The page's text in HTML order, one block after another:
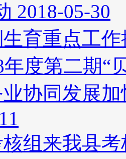
2018-05-30
育重点工
年度第二期“
协同发展
组来我县